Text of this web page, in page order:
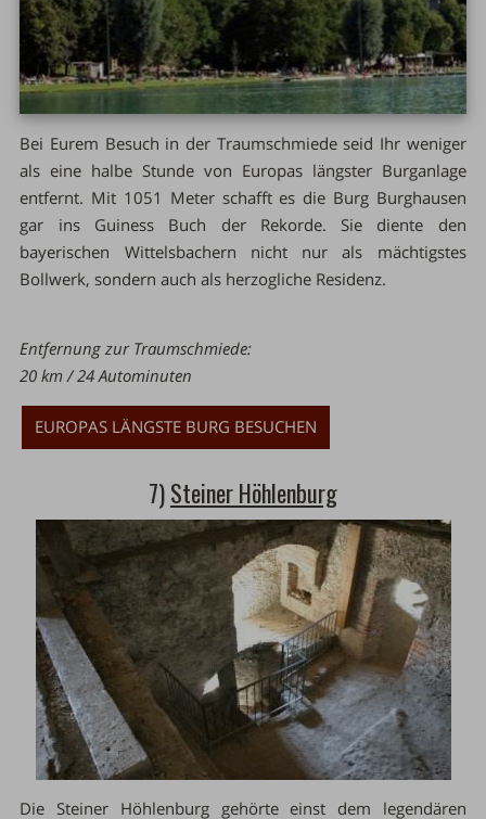
Bei Eurem Besuch in der Traumschmiede seid Ihr weniger
als eine halbe Stunde von Europas längster Burganlage
entfernt. Mit 1051 Meter schafft es die Burg Burghausen
gar ins Guiness Buch der Rekorde. Sie diente den
bayerischen Wittelsbachern nicht nur als mächtigstes
Bollwerk, sondern auch als herzogliche Residenz.
Entfernung zur Traumschmiede:
20 km / 24 Autominuten
EUROPAS LÄNGSTE BURG BESUCHEN
7)Steiner Höhlenburg
Die Steiner Höhlenburg gehörte einst dem legendären